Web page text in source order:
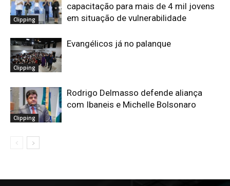
Clipping
capacitação para mais de 4 mil jovens
em situação de vulnerabilidade
Clipping
Evangélicos já no palanque
Clipping
Rodrigo Delmasso defende aliança
com Ibaneis e Michelle Bolsonaro